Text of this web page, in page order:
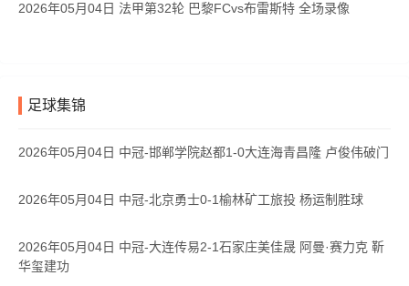
2026年05月04日 法甲第32轮 巴黎FCvs布雷斯特 全场录像
足球集锦
2026年05月04日 中冠-邯郸学院赵都1-0大连海青昌隆 卢俊伟破门
2026年05月04日 中冠-北京勇士0-1榆林矿工旅投 杨运制胜球
2026年05月04日 中冠-大连传易2-1石家庄美佳晟 阿曼·赛力克 靳
华玺建功